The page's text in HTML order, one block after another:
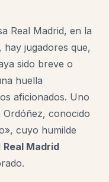
Real Madrid, en la
, hay jugadores que,
sido breve o
huella
aficionados. Uno
Ordóñez, conocido
cuyo humilde
Real Madrid